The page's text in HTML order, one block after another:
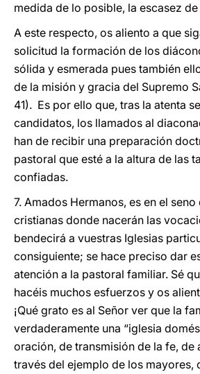
medida de lo posible, la escasez
A este respecto, os aliento a que
solicitud la formación de los
sólida y esmerada pues también
de la misión y gracia del Supremo
41). Es por ello que, tras la atenta
candidatos, los llamados al
han de recibir una preparación
pastoral que esté a la altura de las
confiadas.
7. Amados Hermanos, es en el
cristianas donde nacerán las
bendecirá a vuestras Iglesias
consiguiente; se hace preciso dar
atención a la pastoral familiar. Sé
hacéis muchos esfuerzos y os
¡Qué grato es al Señor ver que la
verdaderamente una “iglesia
oración, de transmisión de la fe, de
través del ejemplo de los mayores,